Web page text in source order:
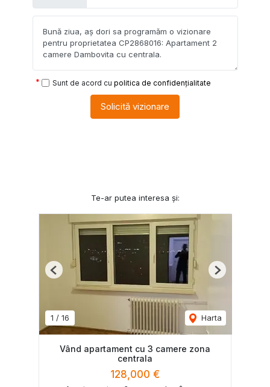
Sunt de acord cu politica de confidențialitate
Solicită vizionare
Te-ar putea interesa și:
1 / 16 Harta
Previous Next
Vând apartament cu 3 camere zona
centrala
128,000 €